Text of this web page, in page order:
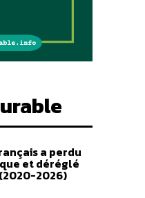
a perdu
et déréglé
2026)